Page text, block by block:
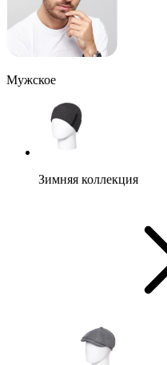
Мужское
Зимняя коллекция